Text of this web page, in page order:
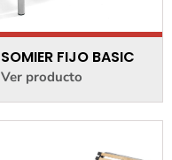
SOMIER FIJO BASIC
Ver producto